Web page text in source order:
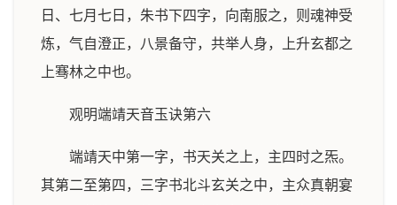
日、七月七日，朱书下四字，向南服之，则魂神受
炼，气自澄正，八景备守，共举人身，上升玄都之
上骞林之中也。
观明端靖天音玉诀第六
端靖天中第一字，书天关之上，主四时之炁。
其第二至第四，三字书北斗玄关之中，主众真朝宴